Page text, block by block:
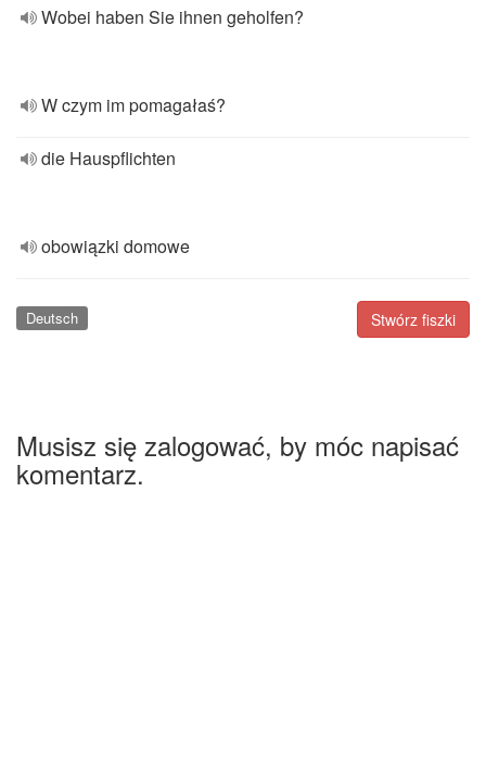
Wobei haben Sie ihnen geholfen?
W czym im pomagałaś?
die Hauspflichten
obowiązki domowe
Stwórz fiszki
Deutsch
Musisz się zalogować, by móc napisać
komentarz.